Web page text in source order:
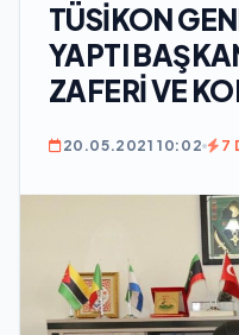
TÜSİKON
YAPTI
ZAFERİ VE
20.05.2021 10:02 7